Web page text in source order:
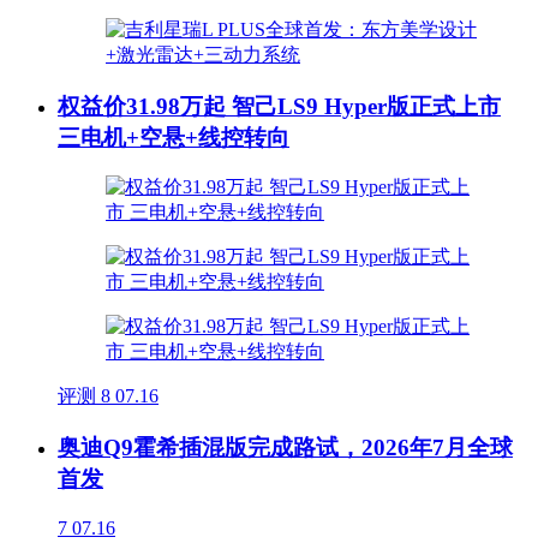
权益价31.98万起 智己LS9 Hyper版正式上市
三电机+空悬+线控转向
评测 8 07.16
奥迪Q9霍希插混版完成路试，2026年7月全球
首发
7 07.16